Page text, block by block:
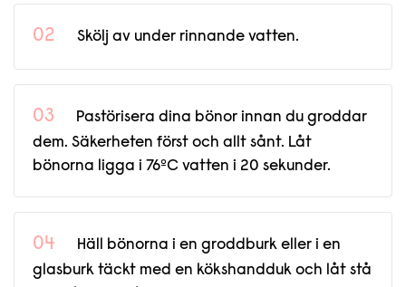
Skölj av under rinnande vatten.
Pastörisera dina bönor innan du groddar
dem. Säkerheten först och allt sånt. Låt
bönorna ligga i 76ºC vatten i 20 sekunder.
Häll bönorna i en groddburk eller i en
glasburk täckt med en kökshandduk och låt stå